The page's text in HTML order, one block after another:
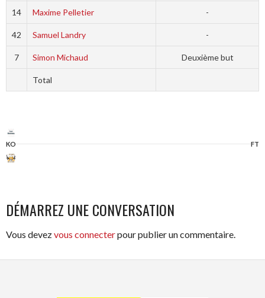
14 Maxime Pelletier -
42 Samuel Landry -
7 Simon Michaud Deuxième but
Total
KO FT
DÉMARREZ UNE CONVERSATION
Vous devezvous connecterpour publier un commentaire.